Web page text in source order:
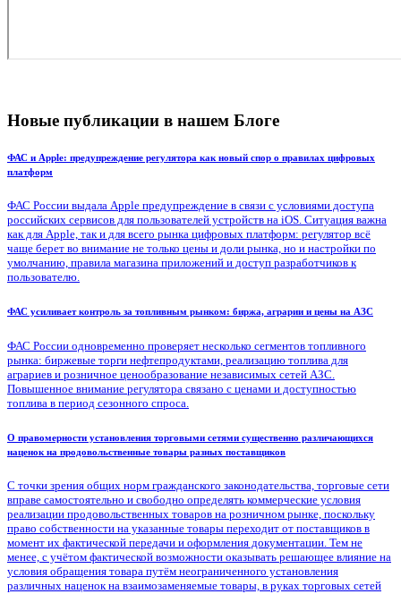
Новые публикации в нашем Блоге
ФАС и Apple: предупреждение регулятора как новый спор о правилах цифровых
платформ
ФАС России выдала Apple предупреждение в связи с условиями доступа
российских сервисов для пользователей устройств на iOS. Ситуация важна
как для Apple, так и для всего рынка цифровых платформ: регулятор всё
чаще берет во внимание не только цены и доли рынка, но и настройки по
умолчанию, правила магазина приложений и доступ разработчиков к
пользователю.
ФАС усиливает контроль за топливным рынком: биржа, аграрии и цены на АЗС
ФАС России одновременно проверяет несколько сегментов топливного
рынка: биржевые торги нефтепродуктами, реализацию топлива для
аграриев и розничное ценообразование независимых сетей АЗС.
Повышенное внимание регулятора связано с ценами и доступностью
топлива в период сезонного спроса.
О правомерности установления торговыми сетями существенно различающихся
наценок на продовольственные товары разных поставщиков
С точки зрения общих норм гражданского законодательства, торговые сети
вправе самостоятельно и свободно определять коммерческие условия
реализации продовольственных товаров на розничном рынке, поскольку
право собственности на указанные товары переходит от поставщиков в
момент их фактической передачи и оформления документации. Тем не
менее, с учётом фактической возможности оказывать решающее влияние на
условия обращения товара путём неограниченного установления
различных наценок на взаимозаменяемые товары, в руках торговых сетей